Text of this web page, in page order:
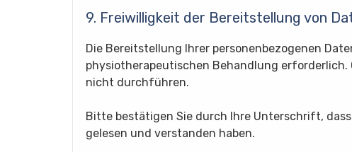
9. Freiwilligkeit der Bereitstellung von
Die Bereitstellung Ihrer personenbezogenen
physiotherapeutischen Behandlung erforderlich.
nicht durchführen.
Bitte bestätigen Sie durch Ihre Unterschrift,
gelesen und verstanden haben.